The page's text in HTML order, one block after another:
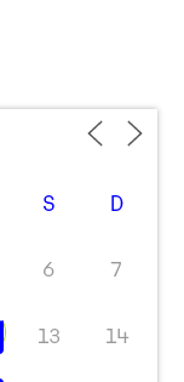
S D
6 7
13 14